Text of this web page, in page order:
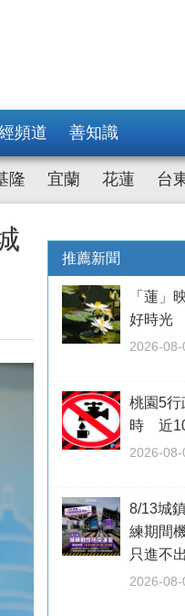
頻道 善知識
隆 宜蘭 花蓮 台
推薦新聞
「蓮」
好時光
2026-
桃園5行
時 近
2026-
8/13城
練期間
只進不
2026-